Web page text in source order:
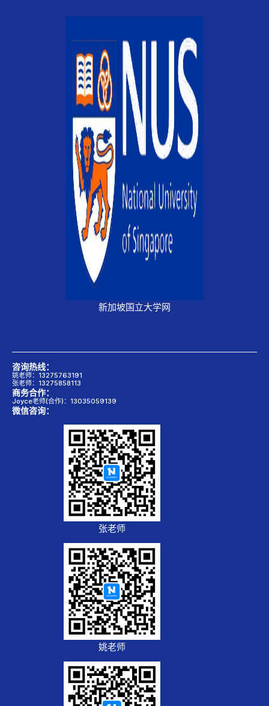
新加坡国立大学网
咨询热线：
姚老师：13275763191
张老师：13275858113
商务合作：
Joyce老师(合作)：13035059139
微信咨询：
张老师
姚老师